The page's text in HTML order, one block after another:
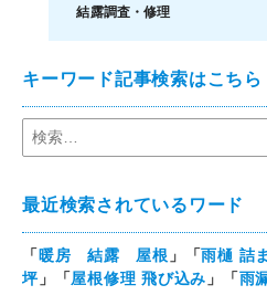
結露調査・修理
キーワード記事検索はこちら
最近検索されているワード
「暖房 結露 屋根 」「雨樋 詰
坪」「屋根修理 飛び込み 」「雨